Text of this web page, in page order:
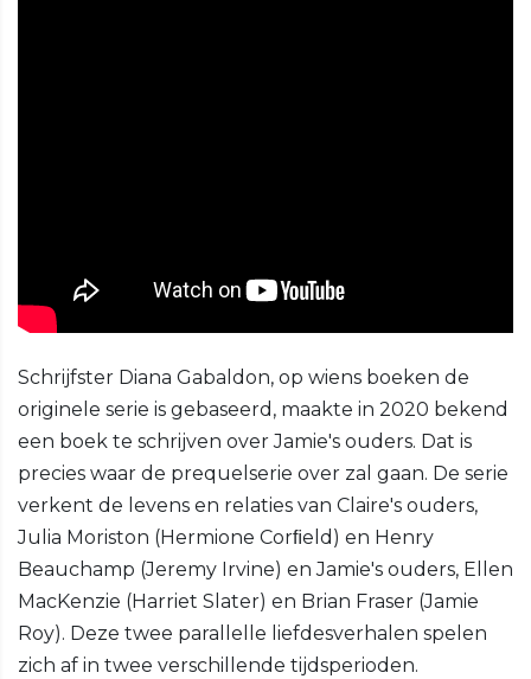
Schrijfster Diana Gabaldon, op wiens boeken de
originele serie is gebaseerd, maakte in 2020 bekend
een boek te schrijven over Jamie's ouders. Dat is
precies waar de prequelserie over zal gaan. De serie
verkent de levens en relaties van Claire's ouders,
Julia Moriston (Hermione Corﬁeld) en Henry
Beauchamp (Jeremy Irvine) en Jamie's ouders, Ellen
MacKenzie (Harriet Slater) en Brian Fraser (Jamie
Roy). Deze twee parallelle liefdesverhalen spelen
zich af in twee verschillende tijdsperioden.